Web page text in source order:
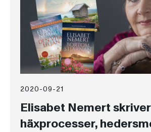
2020-09-21
Elisabet Nemert
häxprocesser,